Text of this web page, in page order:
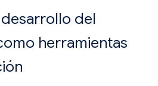
del
herramientas